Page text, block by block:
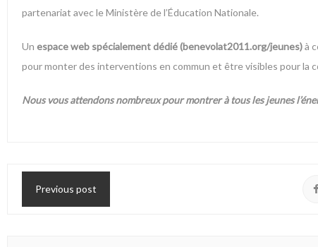
partenariat avec leMinistère de l’Éducation Nationale.
Un espace web spécialement dédié (benevolat2011.org/jeunes)à
pour monter des interventions en commun et être visibles pour la
Nous vous attendons nombreux pour montrer à tous les jeunes
Previous post